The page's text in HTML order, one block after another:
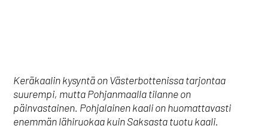
Keräkaalin kysyntä on Västerbottenissa tarjontaa
suurempi, mutta Pohjanmaalla tilanne on
päinvastainen. Pohjalainen kaali on huomattavasti
enemmän lähiruokaa kuin Saksasta tuotu kaali.